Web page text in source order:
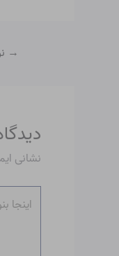
→
نشانی
بنویسید…